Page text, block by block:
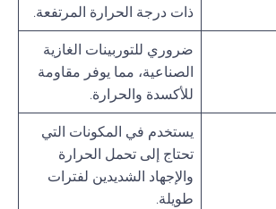
ذات درجة الحرارة المرتفعة.
ضروري للتوربينات الغازية
الصناعية، مما يوفر مقاومة
للأكسدة والحرارة.
يستخدم في المكونات التي
تحتاج إلى تحمل الحرارة
والإجهاد الشديدين لفترات
طويلة.